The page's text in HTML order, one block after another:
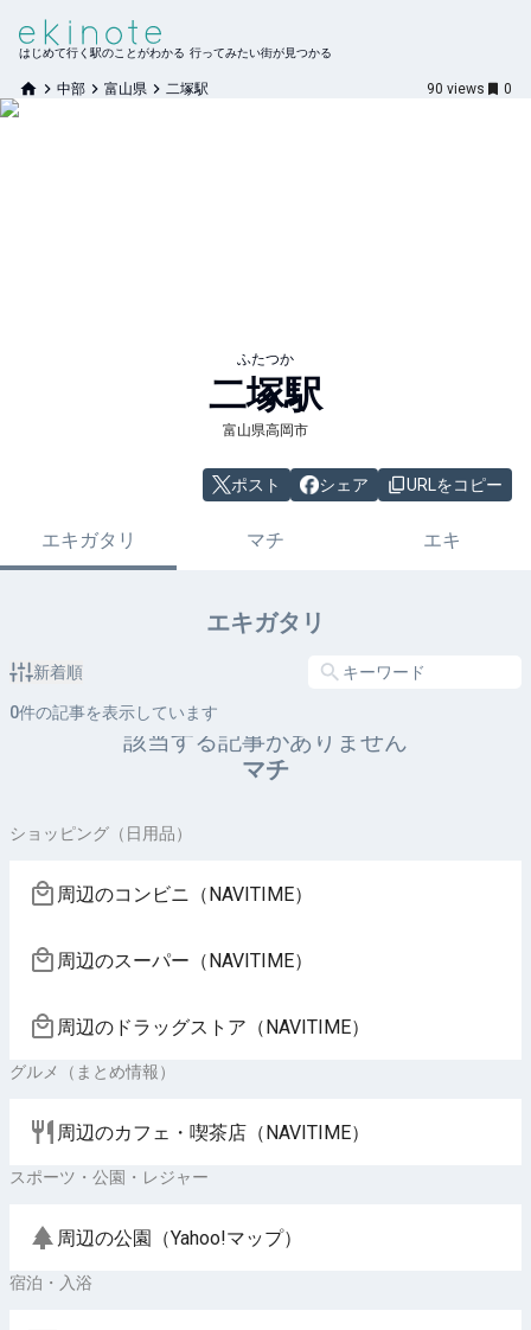
はじめて行く駅のことがわかる 行ってみたい街が見つかる
中部 富山県 二塚駅 90 views 0
ふたつか
二塚駅
富山県高岡市
ポスト シェア URLをコピー
エキガタリ マチ エキ
エキガタリ
新着順
0件の記事を表示しています
該当する記事がありません
マチ
ショッピング（日用品）
周辺のコンビニ（NAVITIME）
周辺のスーパー（NAVITIME）
周辺のドラッグストア（NAVITIME）
グルメ（まとめ情報）
周辺のカフェ・喫茶店（NAVITIME）
スポーツ・公園・レジャー
周辺の公園（Yahoo!マップ）
宿泊・入浴